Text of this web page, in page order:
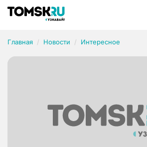
Главная Новости Интересное